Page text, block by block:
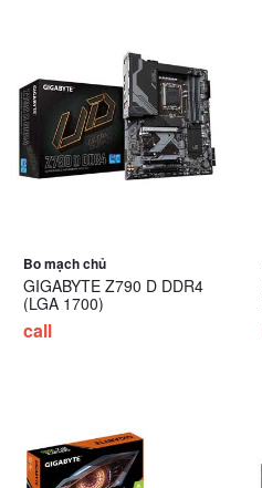
Bo mạch chủ
GIGABYTE Z790 D DDR4
(LGA 1700)
call